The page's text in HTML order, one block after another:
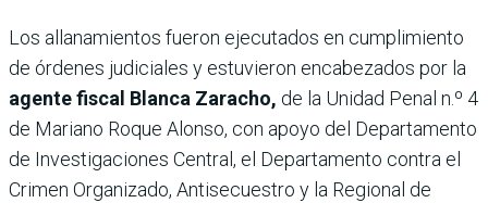
Los allanamientos fueron ejecutados en cumplimiento
de órdenes judiciales y estuvieron encabezados por la
agente fiscal Blanca Zaracho, de la Unidad Penal n.º 4
de Mariano Roque Alonso, con apoyo del Departamento
de Investigaciones Central, el Departamento contra el
Crimen Organizado, Antisecuestro y la Regional de